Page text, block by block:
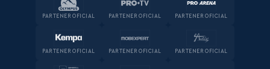
PARTENER OFICIAL PARTENER OFICIAL PARTENER OFICIAL
PARTENER OFICIAL PARTENER OFICIAL PARTENER OFICIAL